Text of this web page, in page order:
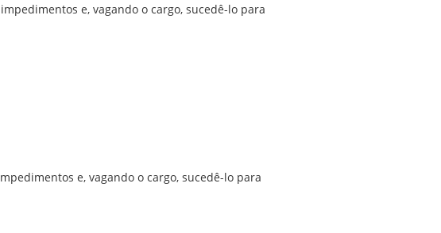
e, vagando o cargo, sucedê-lo para
e, vagando o cargo, sucedê-lo para